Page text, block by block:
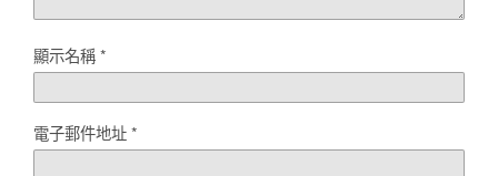
顯示名稱*
電子郵件地址*